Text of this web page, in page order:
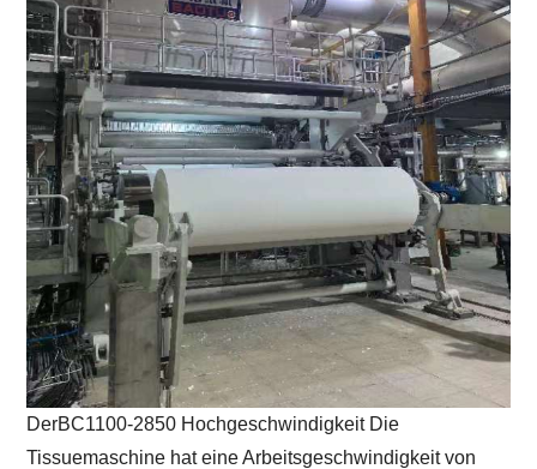
DerBC1100-2850 Hochgeschwindigkeit Die
Tissuemaschine hat eine Arbeitsgeschwindigkeit von